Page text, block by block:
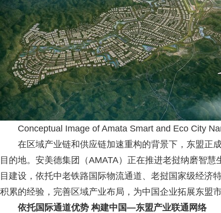
Conceptual Image of Amata Smart and Eco City
在区域产业链和供应链加速重构的背景下，东盟正
目的地。安美德集团（AMATA）正在推进老挝纳磨智
目建设，依托中老铁路国际物流通道、老挝国家级经济
积累的经验，完善区域产业布局，为中国企业拓展东盟
依托国际通道优势 构建中国—东盟产业联通网络